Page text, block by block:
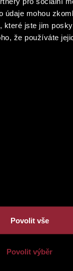
údaje mohou
které jste jim
že používáte
Povolit vše
Povolit výběr